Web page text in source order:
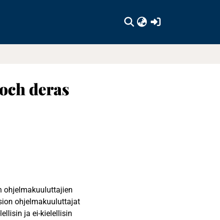
deras
ohjelmakuuluttajien
ohjelmakuuluttajat
ja ei-kielellisin